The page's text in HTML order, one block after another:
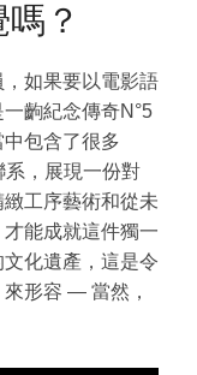
？
如果要以電影語
齣紀念傳奇N°5
包含了很多
，展現一份對
工序藝術和從未
能成就這件獨一
化遺產，這是令
形容 — 當然，